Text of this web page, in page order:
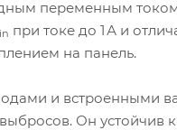
переменным
in при токе до 1 А и
на панель.
и встроенными
Он устойчив к